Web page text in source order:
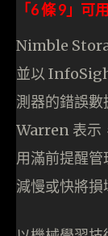
「6 條 9」可
Nimble
並以
測器的錯誤數
Warren 表示
用滿前提醒
減慢或快將損